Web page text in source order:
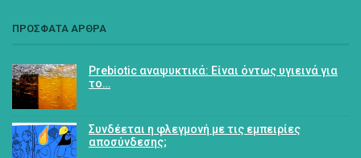
ΠΡΟΣΦΑΤΑ ΑΡΘΡΑ
Prebiotic αναψυκτικά: Είναι όντως υγιεινά για
το…
Συνδέεται η φλεγμονή με τις εμπειρίες
αποσύνδεσης;